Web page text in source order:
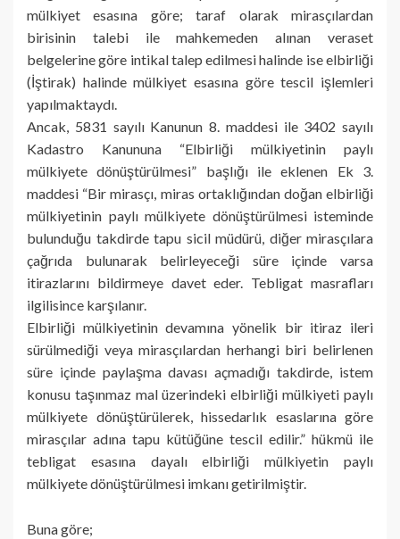
mülkiyet esasına göre; taraf olarak mirasçılardan
birisinin talebi ile mahkemeden alınan veraset
belgelerine göre intikal talep edilmesi halinde ise elbirliği
(İştirak) halinde mülkiyet esasına göre tescil işlemleri
yapılmaktaydı.
Ancak, 5831 sayılı Kanunun 8. maddesi ile 3402 sayılı
Kadastro Kanununa “Elbirliği mülkiyetinin paylı
mülkiyete dönüştürülmesi” başlığı ile eklenen Ek 3.
maddesi “Bir mirasçı, miras ortaklığından doğan elbirliği
mülkiyetinin paylı mülkiyete dönüştürülmesi isteminde
bulunduğu takdirde tapu sicil müdürü, diğer mirasçılara
çağrıda bulunarak belirleyeceği süre içinde varsa
itirazlarını bildirmeye davet eder. Tebligat masrafları
ilgilisince karşılanır.
Elbirliği mülkiyetinin devamına yönelik bir itiraz ileri
sürülmediği veya mirasçılardan herhangi biri belirlenen
süre içinde paylaşma davası açmadığı takdirde, istem
konusu taşınmaz mal üzerindeki elbirliği mülkiyeti paylı
mülkiyete dönüştürülerek, hissedarlık esaslarına göre
mirasçılar adına tapu kütüğüne tescil edilir.” hükmü ile
tebligat esasına dayalı elbirliği mülkiyetin paylı
mülkiyete dönüştürülmesi imkanı getirilmiştir.
Buna göre;